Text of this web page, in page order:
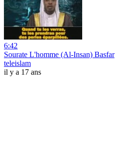
6:42
Sourate L'homme (Al-Insan) Basfar
teleislam
il y a 17 ans